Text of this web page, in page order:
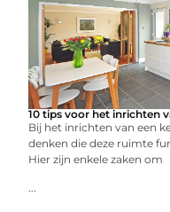
10 tips voor het inrichten
Bij het inrichten van een
denken die deze ruimte
Hier zijn enkele zaken om
...